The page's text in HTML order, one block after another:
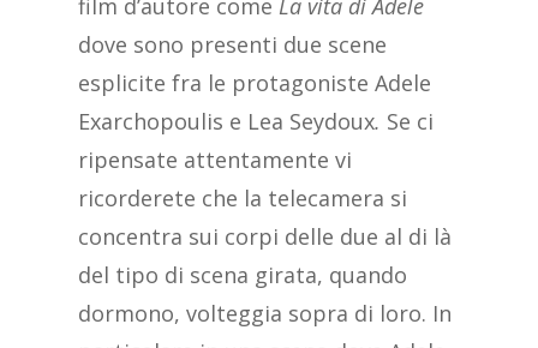
film d’autore come La vita di Adele
dove sono presenti due scene
esplicite fra le protagoniste Adele
Exarchopoulis e Lea Seydoux. Se ci
ripensate attentamente vi
ricorderete che la telecamera si
concentra sui corpi delle due al di là
del tipo di scena girata, quando
dormono, volteggia sopra di loro. In